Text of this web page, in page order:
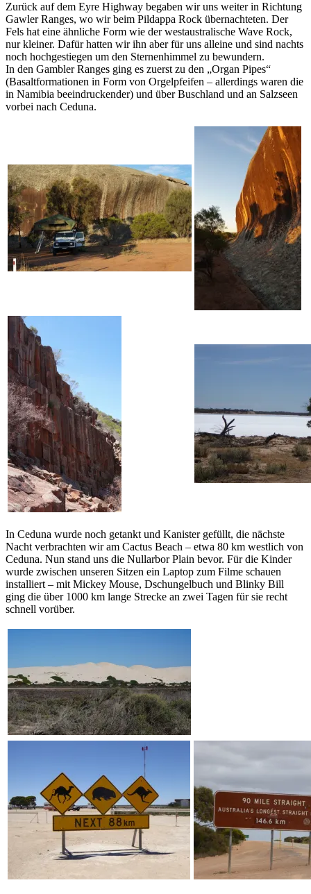
Zurück auf dem Eyre Highway begaben wir uns weiter in Richtung
Gawler Ranges, wo wir beim Pildappa Rock übernachteten. Der
Fels hat eine ähnliche Form wie der westaustralische Wave Rock,
nur kleiner. Dafür hatten wir ihn aber für uns alleine und sind nachts
noch hochgestiegen um den Sternenhimmel zu bewundern.
In den Gambler Ranges ging es zuerst zu den „Organ Pipes“
(Basaltformationen in Form von Orgelpfeifen – allerdings waren die
in Namibia beeindruckender) und über Buschland und an Salzseen
vorbei nach Ceduna.
In Ceduna wurde noch getankt und Kanister gefüllt, die nächste
Nacht verbrachten wir am Cactus Beach – etwa 80 km westlich von
Ceduna. Nun stand uns die Nullarbor Plain bevor. Für die Kinder
wurde zwischen unseren Sitzen ein Laptop zum Filme schauen
installiert – mit Mickey Mouse, Dschungelbuch und Blinky Bill
ging die über 1000 km lange Strecke an zwei Tagen für sie recht
schnell vorüber.